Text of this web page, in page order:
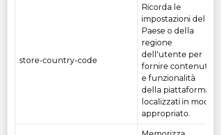
store-country-code
Ricorda le
impostazioni del
Paese o della
regione
dell'utente per
fornire contenuti
e funzionalità
della piattaforma
localizzati in modo
appropriato.